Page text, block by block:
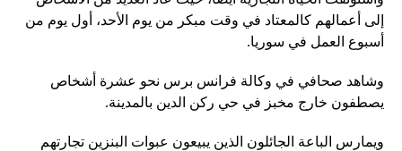
إلى أعمالهم كالمعتاد في وقت مبكر من يوم الأحد، أول يوم من
أسبوع العمل في سوريا.
وشاهد صحافي في وكالة فرانس برس نحو عشرة أشخاص
يصطفون خارج مخبز في حي ركن الدين بالمدينة.
ويمارس الباعة الجائلون الذين يبيعون عبوات البنزين تجارتهم